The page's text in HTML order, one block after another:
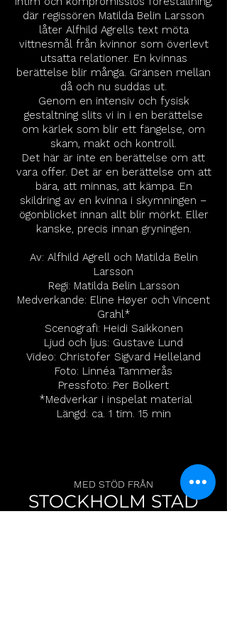
där regissören Matilda Belin Larsson
låter Alfhild Agrells text möta
vittnesmål från kvinnor som överlevt
utsatta relationer. En kvinnas
berättelse blir många. Gränsen mellan
då och nu suddas ut.
Genom en intensiv och fysisk
gestaltning slits vi in i en berättelse
om kärlek som blir ett fängelse, om
skam, makt och kontroll.
Det här är inte en berättelse om att
vara offer. Det är en berättelse om att
bära, att minnas, att kämpa. En
skildring av en kvinna i skymningen –
ögonblicket innan allt blir mörkt. Eller
kanske, precis innan gryningen.
Av: Alfhild Agrell och Matilda Belin
Larsson
Regi: Matilda Belin Larsson
Medverkande: Eline Høyer och Vincent
Grahl*
Scenografi: Heidi Saikkonen
Ljud och ljus: Gustave Lund
Video: Christofer Sigvard Helleland
Foto: Linnéa Tammerås
Pressfoto: Per Bolkert
*Medverkar i inspelat material
Längd: ca. 1 tim. 15 min
MED STÖD FRÅN
STOCKHOLM STAD